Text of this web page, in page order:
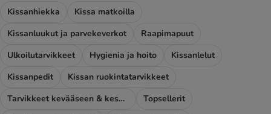
Kissanhiekka
Kissa matkoilla
Kissanluukut ja parvekeverkot
Raapimapuut
Ulkoilutarvikkeet
Hygienia ja hoito
Kissanlelut
Kissanpedit
Kissan ruokintatarvikkeet
Tarvikkeet kevääseen & kesään
Topsellerit